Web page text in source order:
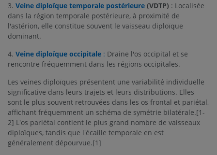
3. Veine diploïque temporale postérieure (VDTP) : Localisée
dans la région temporale postérieure, à proximité de
l'astérion, elle constitue souvent le vaisseau diploïque
dominant.
4. Veine diploïque occipitale : Draine l'os occipital et se
rencontre fréquemment dans les régions occipitales.
Les veines diploïques présentent une variabilité individuelle
significative dans leurs trajets et leurs distributions. Elles
sont le plus souvent retrouvées dans les os frontal et pariétal,
affichant fréquemment un schéma de symétrie bilatérale.[1-
2] L'os pariétal contient le plus grand nombre de vaisseaux
diploïques, tandis que l'écaille temporale en est
généralement dépourvue.[1]